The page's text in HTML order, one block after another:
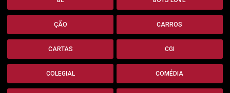
ÇÃO CARROS
CARTAS CGI
COLEGIAL COMÉDIA